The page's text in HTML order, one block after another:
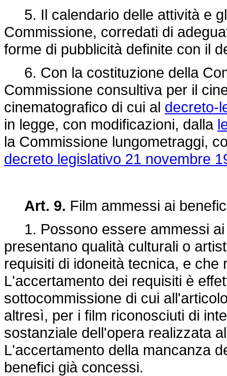
5. Il calendario delle attività e
Commissione, corredati di
forme di pubblicità definite con il
6. Con la costituzione della
Commissione consultiva per il
cinematografico di cui al decreto-
in legge, con modificazioni, dalla
la Commissione lungometraggi,
decreto legislativo 21 novembre
Art. 9. Film ammessi ai
1. Possono essere ammessi ai
presentano qualità culturali o
requisiti di idoneità tecnica, e
L'accertamento dei requisiti è
sottocommissione di cui
altresì, per i film riconosciuti di
sostanziale dell'opera realizzata
L'accertamento della mancanza
benefici già concessi.